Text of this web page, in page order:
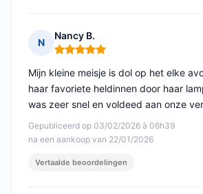
N
Nancy B.
Opmerking: 5 van 5
Gepubliceerd op 03/02/2026 à 06h39
na een aankoop van 22/01/2026
Mijn kleine meisje is dol op het elke
haar favoriete heldinnen door haar
was zeer snel en voldeed aan onze
Vertaalde beoordelingen